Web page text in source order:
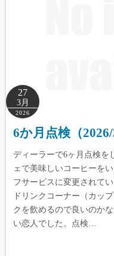
27
3月
2026
6か月点検（2026/
ディーラーで6ヶ月点検を
ェで美味しいコーヒーを
フサービスに変更されて
ドリンクコーナー（カッ
クを飲めるので良いのか
い恋人でした。点検…